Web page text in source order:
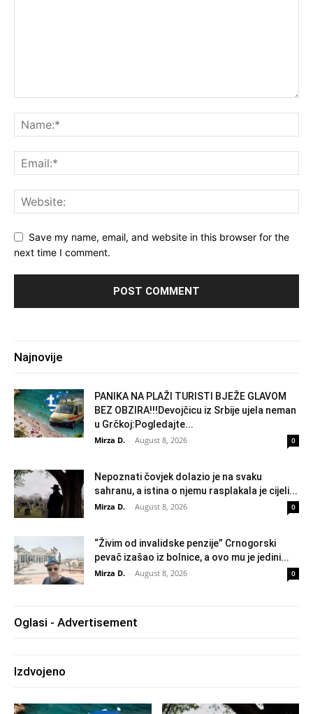
Save my name, email, and website in this browser for the
next time I comment.
Najnovije
PANIKA NA PLAŽI TURISTI BJEŽE GLAVOM
BEZ OBZIRA!!!Devojčicu iz Srbije ujela neman
u Grčkoj:Pogledajte...
Mirza D. - August 8, 2026 0
Nepoznati čovjek dolazio je na svaku
sahranu, a istina o njemu rasplakala je cijeli...
Mirza D. - August 8, 2026 0
“Živim od invalidske penzije” Crnogorski
pevač izašao iz bolnice, a ovo mu je jedini...
Mirza D. - August 8, 2026 0
Oglasi - Advertisement
Izdvojeno